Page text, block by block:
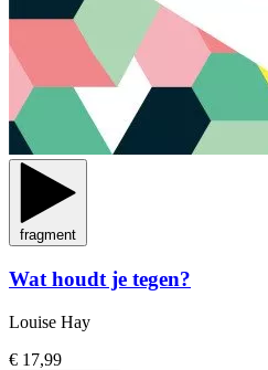
fragment
Wat houdt je tegen?
Louise Hay
€ 17,99